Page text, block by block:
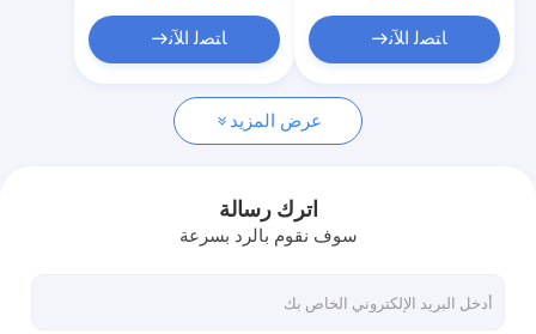
برايمر عضوي للوجه
بولي ميثيل سيلسيسكوكسان
مسحوق سيليكون
ﺎﺘﺼﻟ ﺍﻶﻧ ﺎﺘﺼﻟ ﺍﻶﻧ
عرض المزيد
اترك رسالة
سوف نقوم بالرد بسرعة